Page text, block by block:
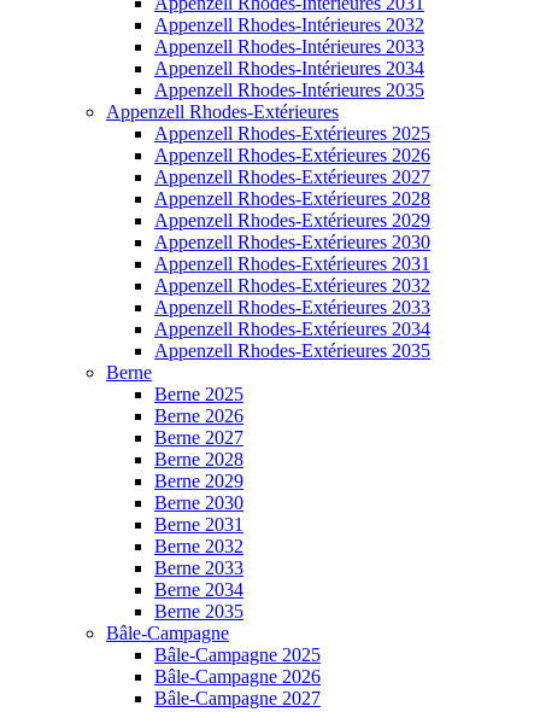
Appenzell Rhodes-Intérieures 2032
Appenzell Rhodes-Intérieures 2033
Appenzell Rhodes-Intérieures 2034
Appenzell Rhodes-Intérieures 2035
Appenzell Rhodes-Extérieures
Appenzell Rhodes-Extérieures 2025
Appenzell Rhodes-Extérieures 2026
Appenzell Rhodes-Extérieures 2027
Appenzell Rhodes-Extérieures 2028
Appenzell Rhodes-Extérieures 2029
Appenzell Rhodes-Extérieures 2030
Appenzell Rhodes-Extérieures 2031
Appenzell Rhodes-Extérieures 2032
Appenzell Rhodes-Extérieures 2033
Appenzell Rhodes-Extérieures 2034
Appenzell Rhodes-Extérieures 2035
Berne
Berne 2025
Berne 2026
Berne 2027
Berne 2028
Berne 2029
Berne 2030
Berne 2031
Berne 2032
Berne 2033
Berne 2034
Berne 2035
Bâle-Campagne
Bâle-Campagne 2025
Bâle-Campagne 2026
Bâle-Campagne 2027